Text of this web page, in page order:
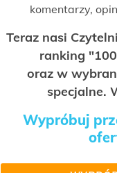
komentarzy,
Teraz nasi
ranking
oraz w
specjalne.
Wypróbuj